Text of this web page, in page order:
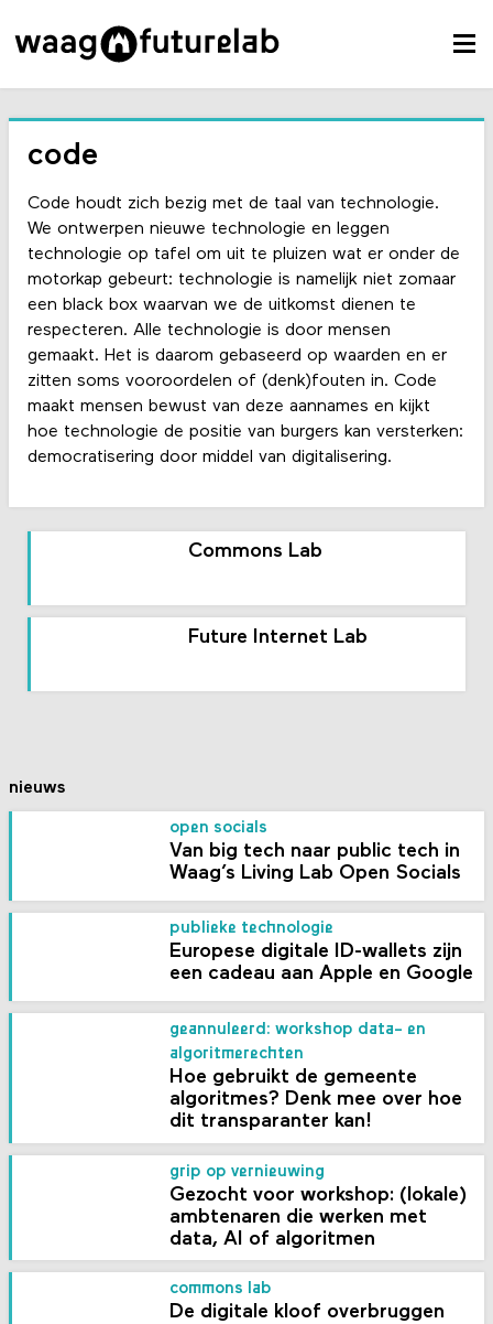
code
Code houdt zich bezig met de taal van technologie.
We ontwerpen nieuwe technologie en leggen
technologie op tafel om uit te pluizen wat er onder de
motorkap gebeurt: technologie is namelijk niet zomaar
een black box waarvan we de uitkomst dienen te
respecteren. Alle technologie is door mensen
gemaakt. Het is daarom gebaseerd op waarden en er
zitten soms vooroordelen of (denk)fouten in. Code
maakt mensen bewust van deze aannames en kijkt
hoe technologie de positie van burgers kan versterken:
democratisering door middel van digitalisering.
Commons Lab
Future Internet Lab
nieuws
open socials
Van big tech naar public tech in
Waag’s Living Lab Open Socials
publieke technologie
Europese digitale ID-wallets zijn
een cadeau aan Apple en Google
geannuleerd: workshop data- en
algoritmerechten
Hoe gebruikt de gemeente
algoritmes? Denk mee over hoe
dit transparanter kan!
grip op vernieuwing
Gezocht voor workshop: (lokale)
ambtenaren die werken met
data, AI of algoritmen
commons lab
De digitale kloof overbruggen